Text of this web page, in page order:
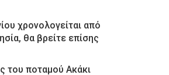
χρονολογείται από
θα βρείτε επίσης
του ποταμού Ακάκι